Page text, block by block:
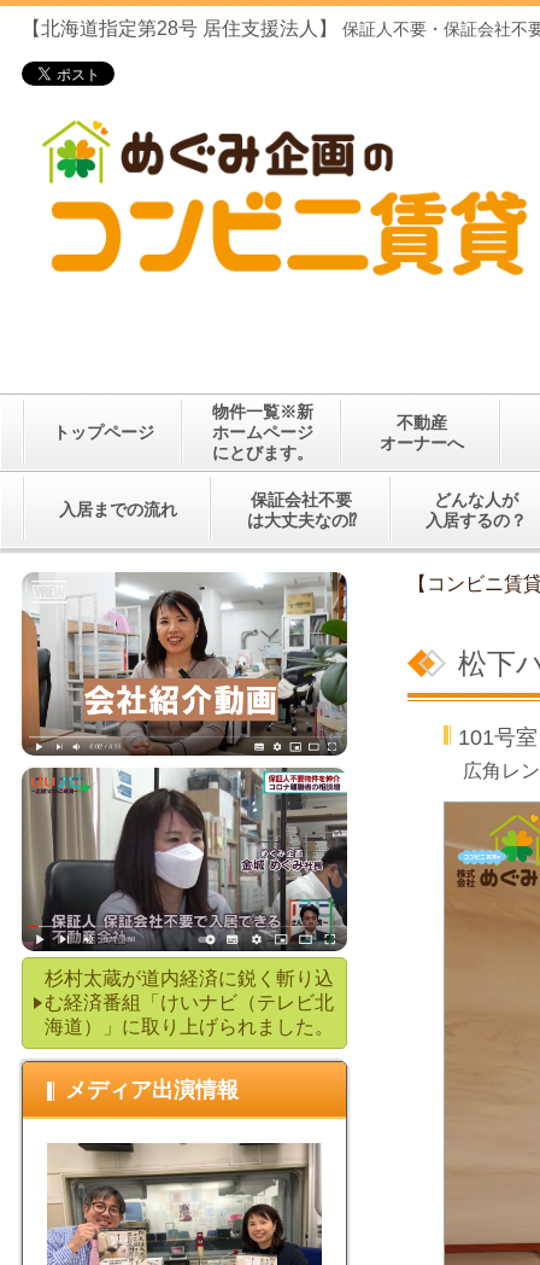
【北海道指定第28号 居住支援法人】 保証人不要・保証会社不
トップページ
物件一覧※新
ホームページ
にとびます。
不動産
オーナーへ
入居までの流れ
保証会社不要
は大丈夫なの⁉
どんな人が
入居するの？
【コンビニ賃
松下
101号
広角レ
杉村太蔵が道内経済に鋭く斬り込
む経済番組「けいナビ（テレビ北
海道）」に取り上げられました。
メディア出演情報